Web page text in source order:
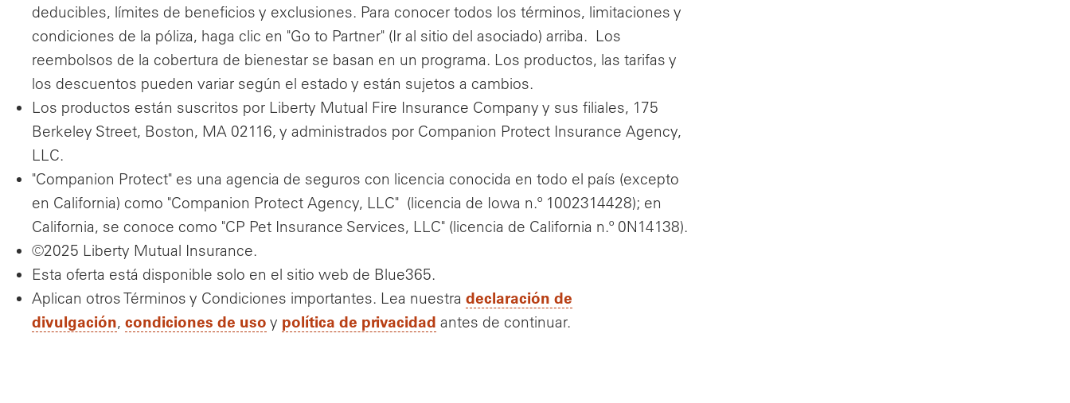
deducibles, límites de beneficios y exclusiones. Para conocer todos los términos, limitaciones y
condiciones de la póliza, haga clic en "Go to Partner" (Ir al sitio del asociado) arriba. Los
reembolsos de la cobertura de bienestar se basan en un programa. Los productos, las tarifas y
los descuentos pueden variar según el estado y están sujetos a cambios.
Los productos están suscritos por Liberty Mutual Fire Insurance Company y sus filiales, 175
Berkeley Street, Boston, MA 02116, y administrados por Companion Protect Insurance Agency,
LLC.
"Companion Protect" es una agencia de seguros con licencia conocida en todo el país (excepto
en California) como "Companion Protect Agency, LLC" (licencia de Iowa n.º 1002314428); en
California, se conoce como "CP Pet Insurance Services, LLC" (licencia de California n.º 0N14138).
©2025 Liberty Mutual Insurance.
Esta oferta está disponible solo en el sitio web de Blue365.
Aplican otros Términos y Condiciones importantes. Lea nuestra declaración de
divulgación, condiciones de uso y política de privacidad antes de continuar.